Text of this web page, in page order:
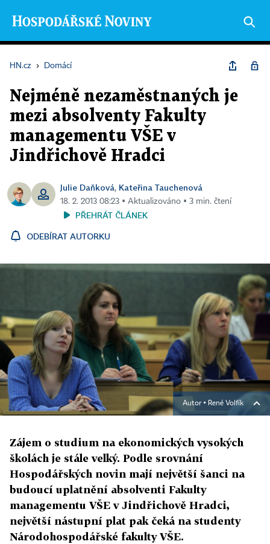
HN.cz › Domácí
Nejméně nezaměstnaných je
mezi absolventy Fakulty
managementu VŠE v
Jindřichově Hradci
Julie Daňková, Kateřina Tauchenová
18. 2. 2013 08:23 ▪ Aktualizováno ▪ 3 min. čtení
PŘEHRÁT ČLÁNEK
ODEBÍRAT AUTORKU
Autor ▪ René Volfík
Zájem o studium na ekonomických vysokých
školách je stále velký. Podle srovnání
Hospodářských novin mají největší šanci na
budoucí uplatnění absolventi Fakulty
managementu VŠE v Jindřichově Hradci,
největší nástupní plat pak čeká na studenty
Národohospodářské fakulty VŠE.